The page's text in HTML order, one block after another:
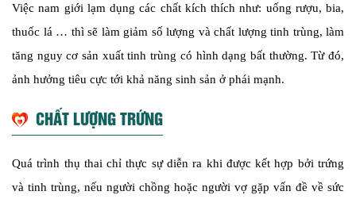
Việc nam giới lạm dụng các chất kích thích như: uống rượu, bia,
thuốc lá … thì sẽ làm giảm số lượng và chất lượng tinh trùng, làm
tăng nguy cơ sản xuất tinh trùng có hình dạng bất thường. Từ đó,
ảnh hưởng tiêu cực tới khả năng sinh sản ở phái mạnh.
CHẤT LƯỢNG TRỨNG
Quá trình thụ thai chỉ thực sự diễn ra khi được kết hợp bởi trứng
và tinh trùng, nếu người chồng hoặc người vợ gặp vấn đề về sức